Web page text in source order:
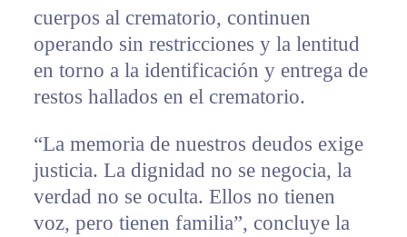
cuerpos al crematorio, continuen
operando sin restricciones y la lentitud
en torno a la identificación y entrega de
restos hallados en el crematorio.
“La memoria de nuestros deudos exige
justicia. La dignidad no se negocia, la
verdad no se oculta. Ellos no tienen
voz, pero tienen familia”, concluye la